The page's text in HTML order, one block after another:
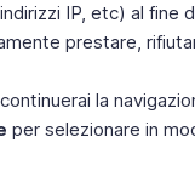
IP, etc) al fine
prestare,
la
per selezionare in